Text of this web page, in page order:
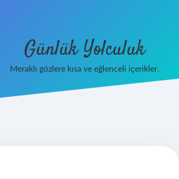
Günlük Yolculuk
Meraklı gözlere kısa ve eğlenceli içerikler.